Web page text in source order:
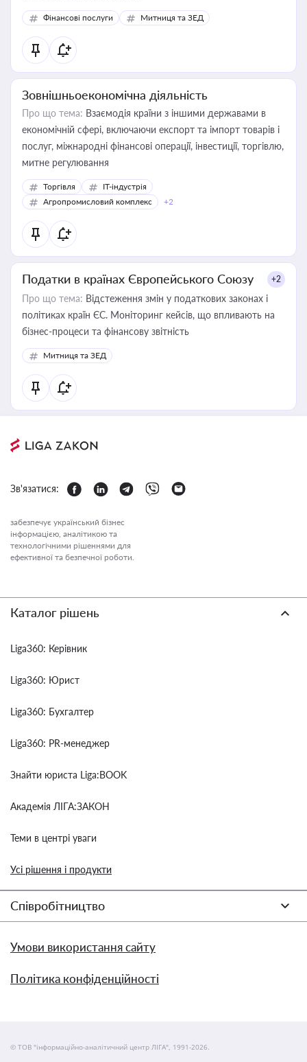
Фінансові послуги Митниця та ЗЕД
Зовнішньоекономічна діяльність
Про що тема: Взаємодія країни з іншими державами в
економічній сфері, включаючи експорт та імпорт товарів і
послуг, міжнародні фінансові операції, інвестиції, торгівлю,
митне регулювання
Торгівля
IT-індустрія
Агропромисловий комплекс
+2
Податки в країнах Європейського Союзу +2
Про що тема: Відстеження змін у податкових законах і
політиках країн ЄС. Моніторинг кейсів, що впливають на
бізнес-процеси та фінансову звітність
Митниця та ЗЕД
Зв'язатися:
забезпечує український бізнес
інформацією, аналітикою та
технологічними рішеннями для
ефективної та безпечної роботи.
Каталог рішень
Liga360: Керівник
Liga360: Юрист
Liga360: Бухгалтер
Liga360: PR-менеджер
Знайти юриста Liga:BOOK
Академія ЛІГА:ЗАКОН
Теми в центрі уваги
Усі рішення і продукти
Співробітництво
Умови використання сайту
Політика конфіденційності
© ТОВ "інформаційно-аналітичний центр ЛІГА", 1991-2026.